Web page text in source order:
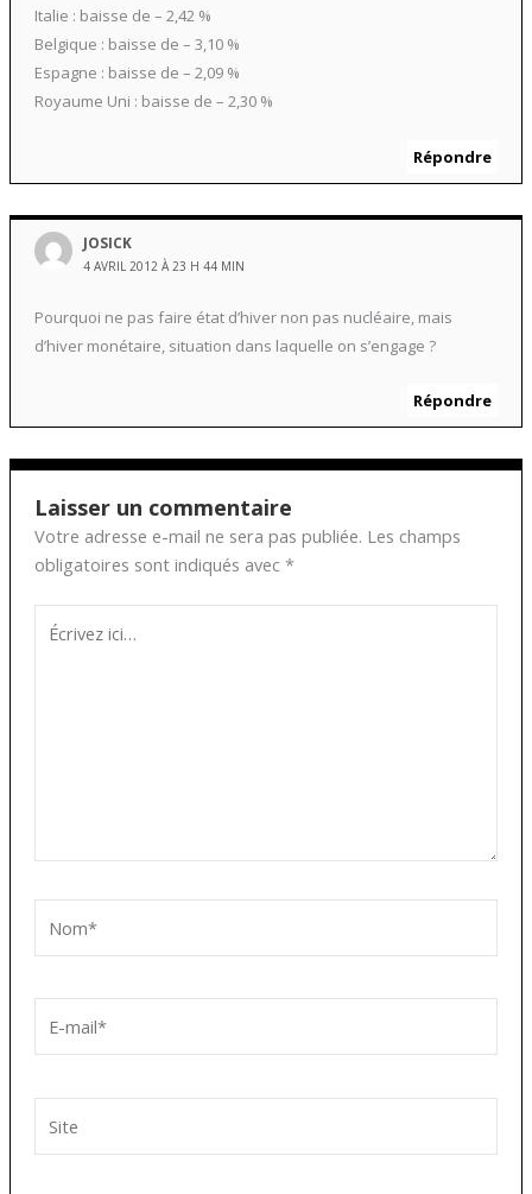
Italie : baisse de – 2,42 %
Belgique : baisse de – 3,10 %
Espagne : baisse de – 2,09 %
Royaume Uni : baisse de – 2,30 %
Répondre
JOSICK
4 AVRIL 2012 À 23 H 44 MIN
Pourquoi ne pas faire état d’hiver non pas nucléaire, mais
d’hiver monétaire, situation dans laquelle on s’engage ?
Répondre
Laisser un commentaire
Votre adresse e-mail ne sera pas publiée. Les champs
obligatoires sont indiqués avec *
Écrivez
ici…
mail*